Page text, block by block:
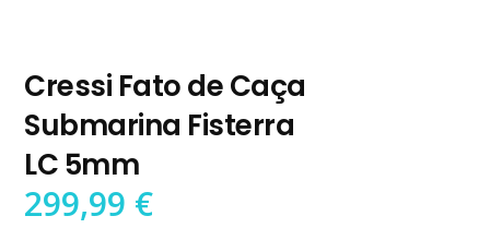
Cressi Fato de Caça
Submarina Fisterra
LC 5mm
299,99 €